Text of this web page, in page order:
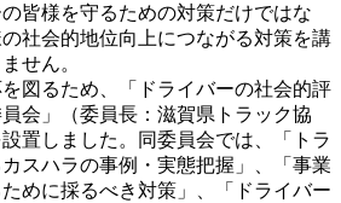
皆様を守るための対策だけではな
社会的地位向上につながる対策を講
せん。
図るため、「ドライバーの社会的評
会」（委員長：滋賀県トラック協
置しました。同委員会では、「トラ
スハラの事例・実態把握」、「事業
めに採るべき対策」、「ドライバー